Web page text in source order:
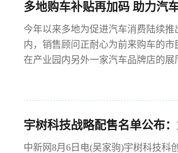
多地购车补贴再加码 助力汽
今年以来多地为促进汽车消费陆续
内，销售顾问正耐心为前来购车的
在产业园内另外一家汽车品牌店的
宇树科技战略配售名单公布：
中新网8月6日电(吴家驹)宇树科技科